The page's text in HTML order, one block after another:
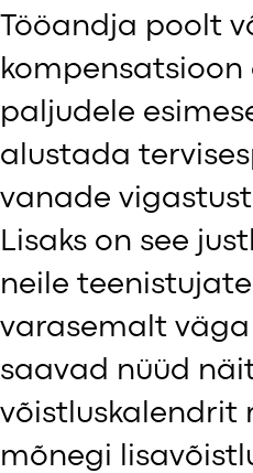
Tööandja poolt
kompensatsioon
paljudele
alustada
vanade
Lisaks on see
neile
varasemalt
saavad nüüd
võistluskalendrit
mõnegi